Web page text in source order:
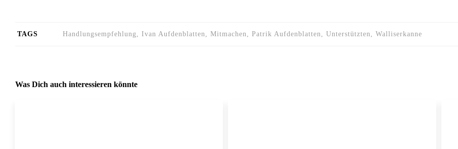
TAGS Handlungsempfehlung, Ivan Aufdenblatten, Mitmachen, Patrik Aufdenblatten, Unterstützten, Walliserkanne
Was Dich auch interessieren könnte